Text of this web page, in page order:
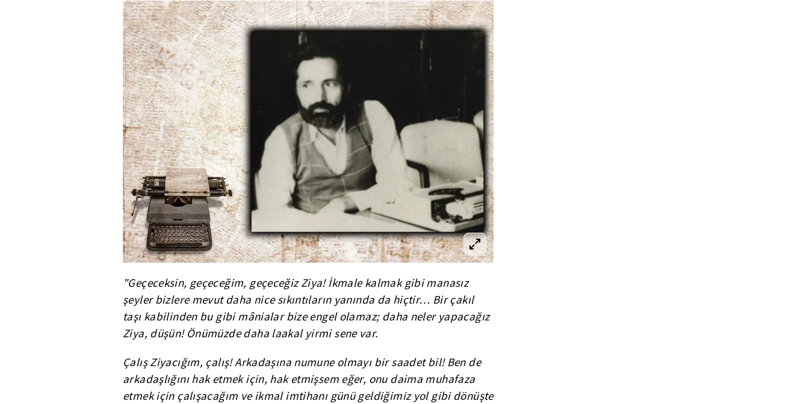
"Geçeceksin, geçeceğim, geçeceğiz Ziya! İkmale kalmak gibi manasız
şeyler bizlere mevut daha nice sıkıntıların yanında da hiçtir… Bir çakıl
taşı kabilinden bu gibi mânialar bize engel olamaz; daha neler yapacağız
Ziya, düşün! Önümüzde daha laakal yirmi sene var.
Çalış Ziyacığım, çalış! Arkadaşına numune olmayı bir saadet bil! Ben de
arkadaşlığını hak etmek için, hak etmişsem eğer, onu daima muhafaza
etmek için çalışacağım ve ikmal imtihanı günü geldiğimiz yol gibi dönüşte